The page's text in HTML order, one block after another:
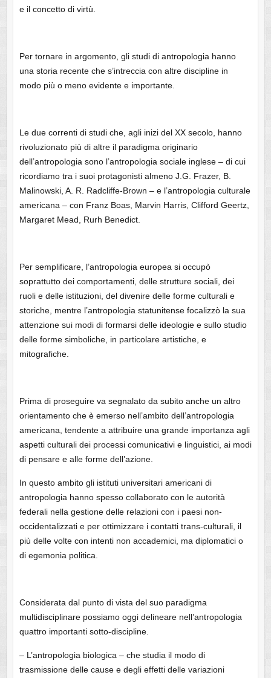
e il concetto di virtù.
Per tornare in argomento, gli studi di antropologia hanno
una storia recente che s’intreccia con altre discipline in
modo più o meno evidente e importante.
Le due correnti di studi che, agli inizi del XX secolo, hanno
rivoluzionato più di altre il paradigma originario
dell’antropologia sono l’antropologia sociale inglese – di cui
ricordiamo tra i suoi protagonisti almeno J.G. Frazer, B.
Malinowski, A. R. Radcliffe-Brown – e l’antropologia culturale
americana – con Franz Boas, Marvin Harris, Clifford Geertz,
Margaret Mead, Rurh Benedict.
Per semplificare, l’antropologia europea si occupò
soprattutto dei comportamenti, delle strutture sociali, dei
ruoli e delle istituzioni, del divenire delle forme culturali e
storiche, mentre l’antropologia statunitense focalizzò la sua
attenzione sui modi di formarsi delle ideologie e sullo studio
delle forme simboliche, in particolare artistiche, e
mitografiche.
Prima di proseguire va segnalato da subito anche un altro
orientamento che è emerso nell’ambito dell’antropologia
americana, tendente a attribuire una grande importanza agli
aspetti culturali dei processi comunicativi e linguistici, ai modi
di pensare e alle forme dell’azione.
In questo ambito gli istituti universitari americani di
antropologia hanno spesso collaborato con le autorità
federali nella gestione delle relazioni con i paesi non-
occidentalizzati e per ottimizzare i contatti trans-culturali, il
più delle volte con intenti non accademici, ma diplomatici o
di egemonia politica.
Considerata dal punto di vista del suo paradigma
multidisciplinare possiamo oggi delineare nell’antropologia
quattro importanti sotto-discipline.
– L’antropologia biologica – che studia il modo di
trasmissione delle cause e degli effetti delle variazioni